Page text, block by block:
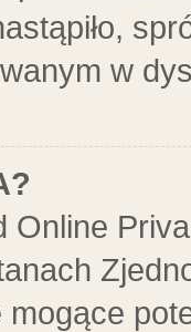
w
Online